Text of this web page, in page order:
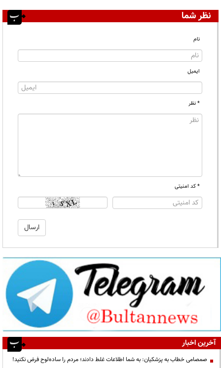
نظر شما
نام
ایمیل
* نظر
* کد امنیتی
آخرین اخبار
صمصامی خطاب به پزشکیان: به شما اطلاعات غلط دادند؛ مردم را ساده‌لوح فرض نکنید!